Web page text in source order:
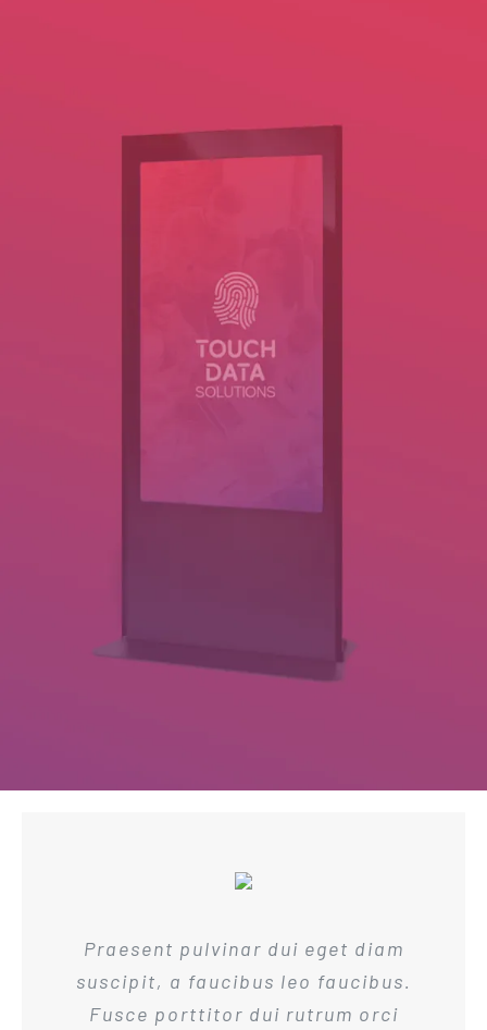
Totems Interactivos
Praesent pulvinar dui eget diam
suscipit, a faucibus leo faucibus.
Fusce porttitor dui rutrum orci